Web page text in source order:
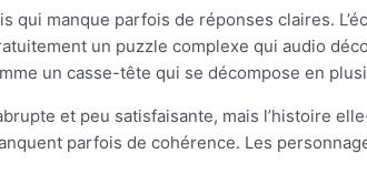
qui manque parfois de réponses claires.
un puzzle complexe qui audio
un casse-tête qui se décompose en
et peu satisfaisante, mais l’histoire
parfois de cohérence. Les